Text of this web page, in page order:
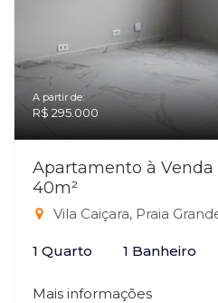
A partir de:
R$ 295.000
Apartamento à Venda
40m²
Vila Caiçara, Praia
1 Quarto 1 Banheiro
Mais informações